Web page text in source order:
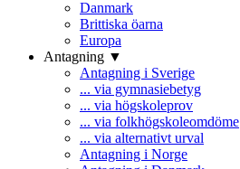
Danmark
Brittiska öarna
Europa
Antagning ▼
Antagning i Sverige
... via gymnasiebetyg
... via högskoleprov
... via folkhögskoleomdöme
... via alternativt urval
Antagning i Norge